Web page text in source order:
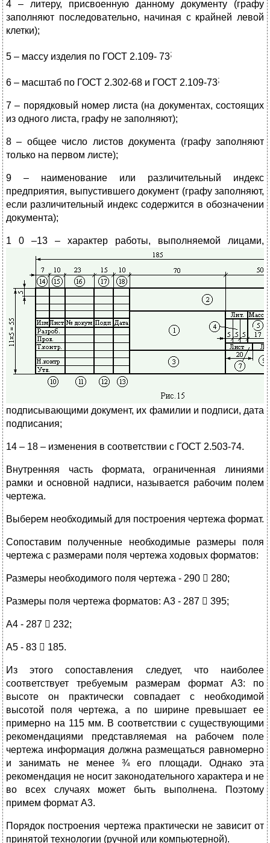
4 – литеру, присвоенную данному документу (графу
заполняют последовательно, начиная с крайней левой
клетки);
5 – массу изделия по ГОСТ 2.109- 73;
6 – масштаб по ГОСТ 2.302-68 и ГОСТ 2.109-73;
7 – порядковый номер листа (на документах, состоящих
из одного листа, графу не заполняют);
8 – общее число листов документа (графу заполняют
только на первом листе);
9 – наименование или различительный индекс
предприятия, выпустившего документ (графу заполняют,
если различительный индекс содержится в обозначении
документа);
1 0 –13 – характер работы, выполняемой лицами,
подписывающими документ, их фамилии и подписи, дата
подписания;
14 – 18 – изменения в соответствии с ГОСТ 2.503-74.
Внутренняя часть формата, ограниченная линиями
рамки и основной надписи, называется рабочим полем
чертежа.
Выберем необходимый для построения чертежа формат.
Сопоставим полученные необходимые размеры поля
чертежа с размерами поля чертежа ходовых форматов:
Размеры необходимого поля чертежа - 290  280;
Размеры поля чертежа форматов: А3 - 287  395;
А4 - 287  232;
А5 - 83  185.
Из этого сопоставления следует, что наиболее
соответствует требуемым размерам формат А3: по
высоте он практически совпадает с необходимой
высотой поля чертежа, а по ширине превышает ее
примерно на 115 мм. В соответствии с существующими
рекомендациями представляемая на рабочем поле
чертежа информация должна размещаться равномерно
и занимать не менее ¾ его площади. Однако эта
рекомендация не носит законодательного характера и не
во всех случаях может быть выполнена. Поэтому
примем формат А3.
Порядок построения чертежа практически не зависит от
принятой технологии (ручной или компьютерной).